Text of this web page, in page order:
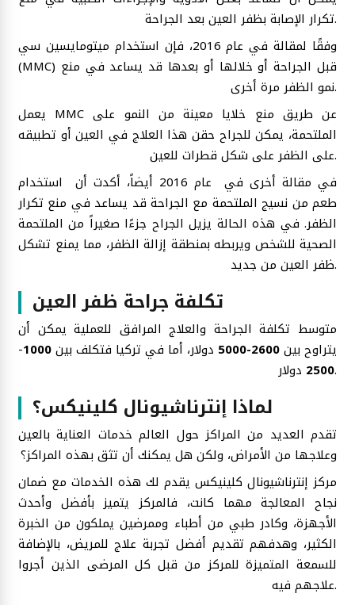
تكرار الإصابة بظفر العين بعد الجراحة.
وفقًا لمقالة في عام 2016، فإن استخدام ميتومايسين سي
(MMC) قبل الجراحة أو خلالها أو بعدها قد يساعد في منع
نمو الظفر مرة أخرى.
يعمل MMC عن طريق منع خلايا معينة من النمو على
الملتحمة، يمكن للجراح حقن هذا العلاج في العين أو تطبيقه
على الظفر على شكل قطرات للعين.
في مقالة أخرى في عام 2016 أيضاً، أكدت أن استخدام
طعم من نسيج الملتحمة مع الجراحة قد يساعد في منع تكرار
الظفر. في هذه الحالة يزيل الجراح جزءًا صغيراً من الملتحمة
الصحية للشخص ويربطه بمنطقة إزالة الظفر، مما يمنع تشكل
ظفر العين من جديد.
متوسط ت​​كلفة الجراحة والعلاج المرافق للعملية يمكن أن
يتراوح بين2600-5000 دولار، أما في تركيا فتكلف بين1000
-
2500دولار.
لماذا إنترناشيونال كلينيكس؟
تقدم العديد من المراكز حول العالم خدمات العناية بالعين
وعلاجها من الأمراض، ولكن هل يمكنك أن تثق بهذه المراكز؟
مركز إنترناشيونال كلينيكس يقدم لك هذه الخدمات مع ضمان
نجاح المعالجة مهما كانت، فالمركز يتميز بأفضل وأحدث
الأجهزة، وكادر طبي من أطباء وممرضين يملكون من الخبرة
الكثير، وهدفهم تقديم أفضل تجربة علاج للمريض، بالإضافة
للسمعة المتميزة للمركز من قبل كل المرضى الذين أجروا
علاجهم فيه.